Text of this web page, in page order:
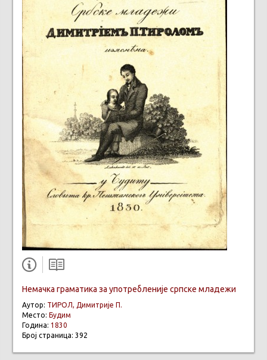
Немачка граматика за употребленије српске младежи
Аутор: ТИРОЛ, Димитрије П.
Место: Будим
Година: 1830
Број страница: 392